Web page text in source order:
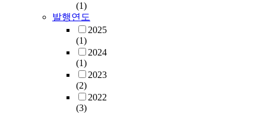
(1)
발행연도
2025
(1)
2024
(1)
2023
(2)
2022
(3)